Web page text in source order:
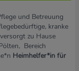
und Betreuung
kranke
zu Hause
Bereich
Heimhelfer*in für